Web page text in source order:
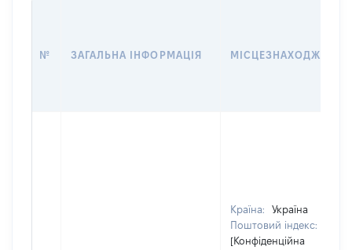
№ ЗАГАЛЬНА ІНФОРМАЦІЯ МІСЦЕЗНАХОДЖЕННЯ
Країна:
Україна
Поштовий індекс:
[Конфіденційна